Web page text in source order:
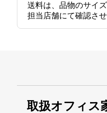
送料は、品物のサイ
担当店舗にて確認さ
取扱オフィス